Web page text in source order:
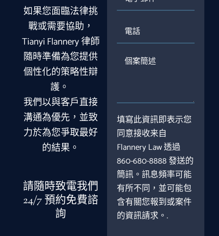
如果您面臨法律挑
戰或需要協助，
Tianyi Flannery 律師
隨時準備為您提供
個性化的策略性辯
護。
我們以與客戶直接
溝通為優先，並致
力於為您爭取最好
的結果。
請隨時致電我們
24/7 預約免費諮
詢
郵
填寫此資訊即表示您
同意接收来自
Flannery Law 透過
860-680-8888 發送的
簡訊。訊息頻率可能
有所不同，並可能包
含有關您報到或案件
的資訊請求。.